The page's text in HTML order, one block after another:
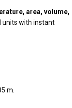
area, volume,
units with instant
m.